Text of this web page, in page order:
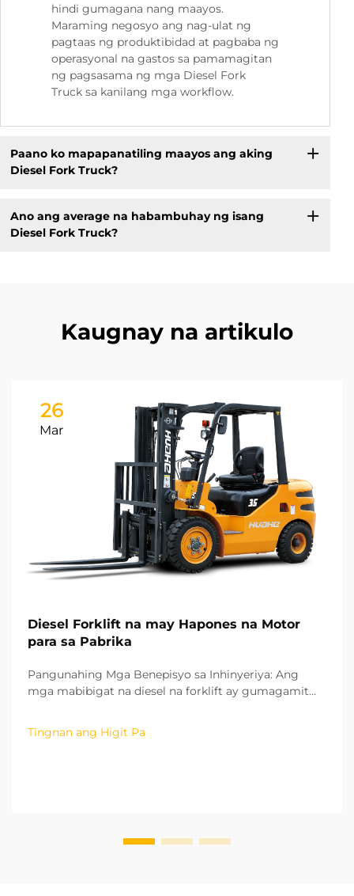
hindi gumagana nang maayos.
Maraming negosyo ang nag-ulat ng
pagtaas ng produktibidad at pagbaba ng
operasyonal na gastos sa pamamagitan
ng pagsasama ng mga Diesel Fork
Truck sa kanilang mga workflow.
Paano ko mapapanatiling maayos ang aking
Diesel Fork Truck?
Ano ang average na habambuhay ng isang
Diesel Fork Truck?
Kaugnay na artikulo
26
Mar
Diesel Forklift na may Hapones na Motor
para sa Pabrika
Pangunahing Mga Benepisyo sa Inhinyeriya: Ang
mga mabibigat na diesel na forklift ay gumagamit
mataas na presyon na common rail at teknolohiya ng
pagsusuplay ng fuel. Sa pamamagitan ng
Tingnan ang Higit Pa